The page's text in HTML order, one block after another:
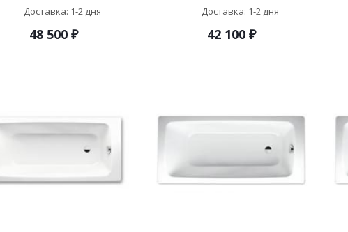
Доставка: 1-2 дня
48 500₽
Доставка: 1-2 дня
42 100₽